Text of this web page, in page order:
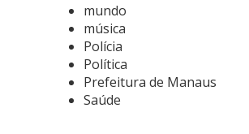
mundo
música
Polícia
Política
Prefeitura de Manaus
Saúde